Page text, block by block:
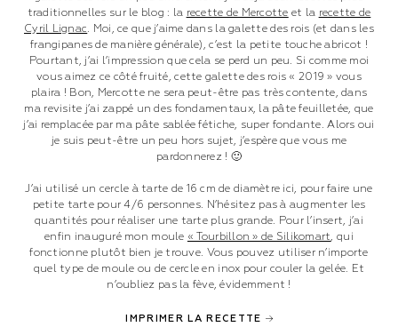
traditionnelles sur le blog : la recette de Mercotte et la recette de
Cyril Lignac. Moi, ce que j’aime dans la galette des rois (et dans les
frangipanes de manière générale), c’est la petite touche abricot !
Pourtant, j’ai l’impression que cela se perd un peu. Si comme moi
vous aimez ce côté fruité, cette galette des rois « 2019 » vous
plaira ! Bon, Mercotte ne sera peut-être pas très contente, dans
ma revisite j’ai zappé un des fondamentaux, la pâte feuilletée, que
j’ai remplacée par ma pâte sablée fétiche, super fondante. Alors oui
je suis peut-être un peu hors sujet, j’espère que vous me
pardonnerez ! 🙂
J’ai utilisé un cercle à tarte de 16 cm de diamètre ici, pour faire une
petite tarte pour 4/6 personnes. N’hésitez pas à augmenter les
quantités pour réaliser une tarte plus grande. Pour l’insert, j’ai
enfin inauguré mon moule « Tourbillon » de Silikomart, qui
fonctionne plutôt bien je trouve. Vous pouvez utiliser n’importe
quel type de moule ou de cercle en inox pour couler la gelée. Et
n’oubliez pas la fève, évidemment !
IMPRIMER LA RECETTE